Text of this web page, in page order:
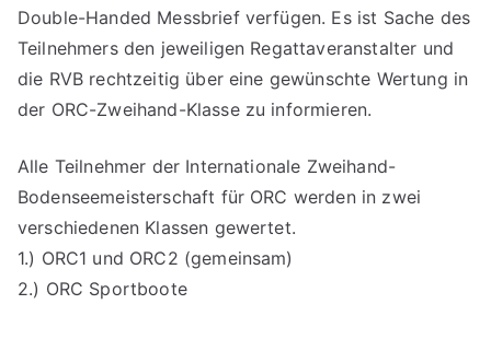
Double-Handed Messbrief verfügen. Es ist Sache des
Teilnehmers den jeweiligen Regattaveranstalter und
die RVB rechtzeitig über eine gewünschte Wertung in
der ORC-Zweihand-Klasse zu informieren.
Alle Teilnehmer der Internationale Zweihand-
Bodenseemeisterschaft für ORC werden in zwei
verschiedenen Klassen gewertet.
1.) ORC1 und ORC2 (gemeinsam)
2.) ORC Sportboote